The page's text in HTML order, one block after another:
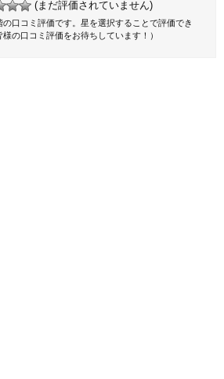
(まだ評価されていません)
の口コミ評価です。星を選択することで評価でき
様の口コミ評価をお待ちしています！）